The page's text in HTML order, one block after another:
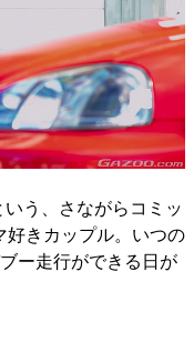
う、さながらコミッ
好きカップル。いつの
ー走行ができる日が